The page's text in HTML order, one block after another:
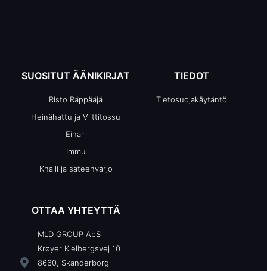
SUOSITUT ÄÄNIKIRJAT
Risto Räppääjä
Heinähattu ja Vilttitossu
Einari
Immu
Knalli ja sateenvarjo
TIEDOT
Tietosuojakäytäntö
OTTAA YHTEYTTÄ
MLD GROUP ApS
Krøyer Kielbergsvej 10
8660, Skanderborg